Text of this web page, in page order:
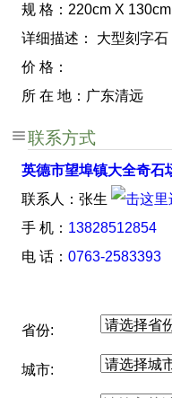
规 格：220cm X
详细描述： 大型刻字石
价 格：
所 在 地：广东清远
联系方式
英德市望埠镇大全奇石
联系人：张生
手 机： 13828512854
电 话： 0763-2583393
省份:
城市: